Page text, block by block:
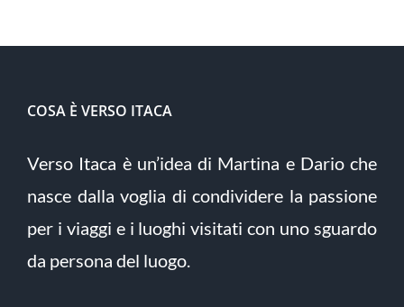
COSA È VERSO ITACA
Verso Itaca è un’idea di Martina e Dario che
nasce dalla voglia di condividere la passione
per i viaggi e i luoghi visitati con uno sguardo
da persona del luogo.